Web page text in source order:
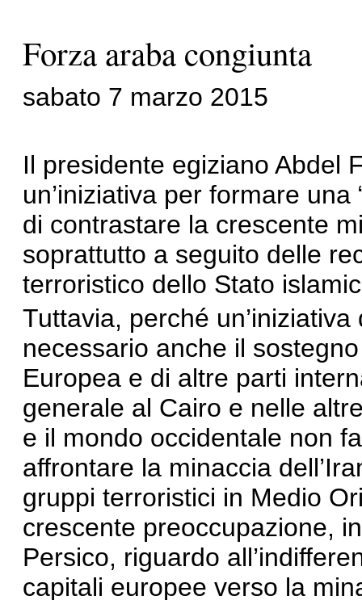
Forza araba congiunta
sabato 7 marzo 2015
Il presidente egiziano Abdel
un’iniziativa per formare
di contrastare la crescente
soprattutto a seguito delle
terroristico dello Stato
Tuttavia, perché
necessario anche il
Europea e di altre parti
generale al Cairo e nelle
e il mondo occidentale non
affrontare la minaccia
gruppi terroristici in Medio
crescente preoccupazione,
Persico, riguardo
capitali europee verso la